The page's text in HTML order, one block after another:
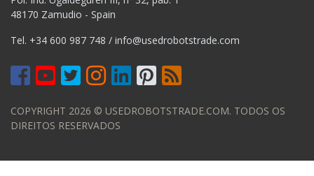
48170 Zamudio - Spain
Tel. +34 600 987 748 / info@usedrobotstrade.com
COPYRIGHT 2026 © USEDROBOTSTRADE.COM. TODOS OS
DIREITOS RESERVADOS